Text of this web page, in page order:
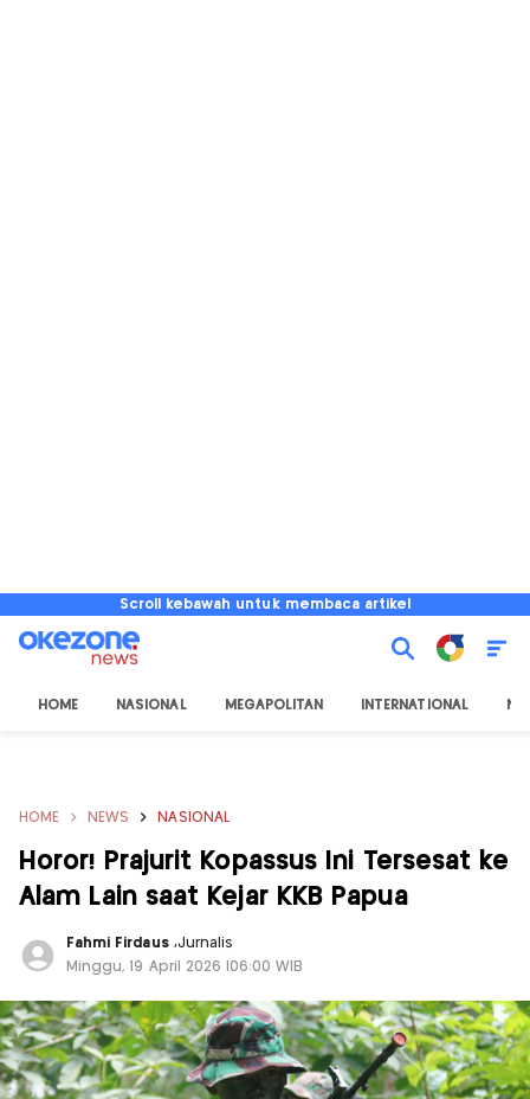
Scroll kebawah untuk membaca artikel
HOME NASIONAL MEGAPOLITAN INTERNATIONAL
HOME NEWS NASIONAL
Horor! Prajurit Kopassus Ini Tersesat ke
Alam Lain saat Kejar KKB Papua
Fahmi Firdaus ,Jurnalis
Minggu, 19 April 2026 |06:00 WIB